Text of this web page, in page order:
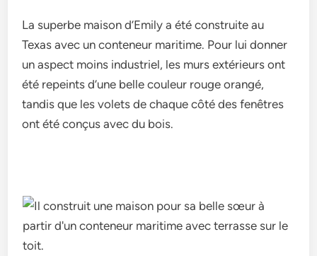
La superbe maison d’Emily a été construite au
Texas avec un conteneur maritime. Pour lui donner
un aspect moins industriel, les murs extérieurs ont
été repeints d’une belle couleur rouge orangé,
tandis que les volets de chaque côté des fenêtres
ont été conçus avec du bois.